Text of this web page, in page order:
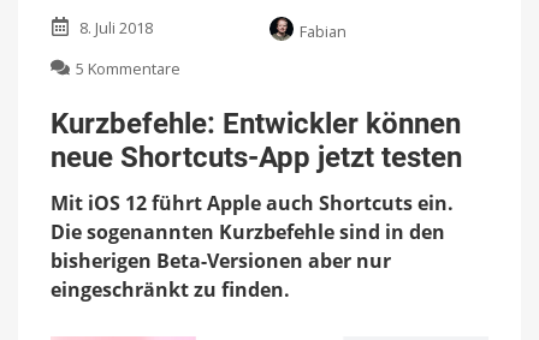
8. Juli 2018
Fabian
5 Kommentare
Entwickler
können
neue
App
jetzt
testen
Kurzbefehle: Entwickler können
neue Shortcuts-App jetzt testen
Mit iOS 12 führt Apple auch Shortcuts ein.
Die sogenannten Kurzbefehle sind in den
bisherigen Beta-Versionen aber nur
eingeschränkt zu finden.